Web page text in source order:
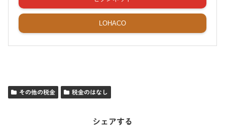
LOHACO
その他の税金 税金のはなし
シェアする